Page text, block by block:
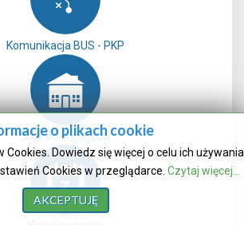
Komunikacja BUS - PKP
Sale do wynajęcia
o plikach cookie
Cookies. Dowiedz się więcej o celu ich używania
Cookies w przeglądarce. Czytaj więcej...
AKCEPTUJĘ